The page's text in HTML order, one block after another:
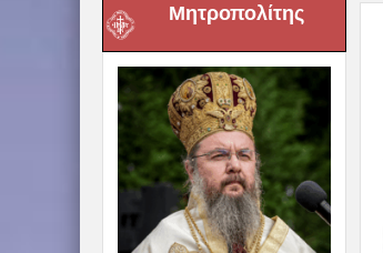
Μητροπολίτης